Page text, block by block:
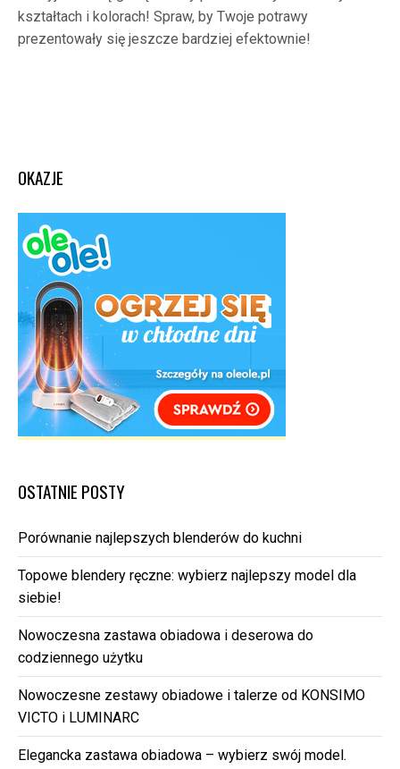
kształtach i kolorach! Spraw, by Twoje potrawy
prezentowały się jeszcze bardziej efektownie!
OKAZJE
OSTATNIE POSTY
Porównanie najlepszych blenderów do kuchni
Topowe blendery ręczne: wybierz najlepszy model dla
siebie!
Nowoczesna zastawa obiadowa i deserowa do
codziennego użytku
Nowoczesne zestawy obiadowe i talerze od KONSIMO
VICTO i LUMINARC
Elegancka zastawa obiadowa – wybierz swój model.